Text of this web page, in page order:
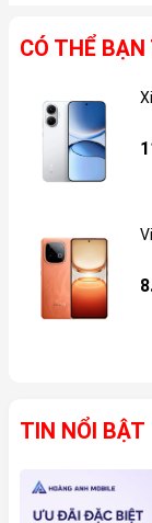
CÓ THỂ BẠN
TIN NỔI BẬT